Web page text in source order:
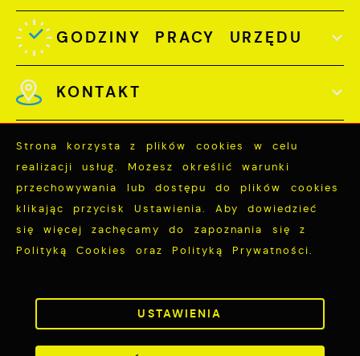
GODZINY PRACY URZĘDU
KONTAKT
Odwiedzin: 3739542
Online: 209
Powered by2ClickPortal®
- Portale nowej generacji
Strona korzysta z plików cookies w celu
realizacji usług. Możesz określić warunki
przechowywania lub dostępu do plików cookies
klikając przycisk Ustawienia. Aby dowiedzieć
się więcej zachęcamy do zapoznania się z
Polityką Cookies oraz Polityką Prywatności.
USTAWIENIA
ZEZWÓL NA WSZYSTKIE